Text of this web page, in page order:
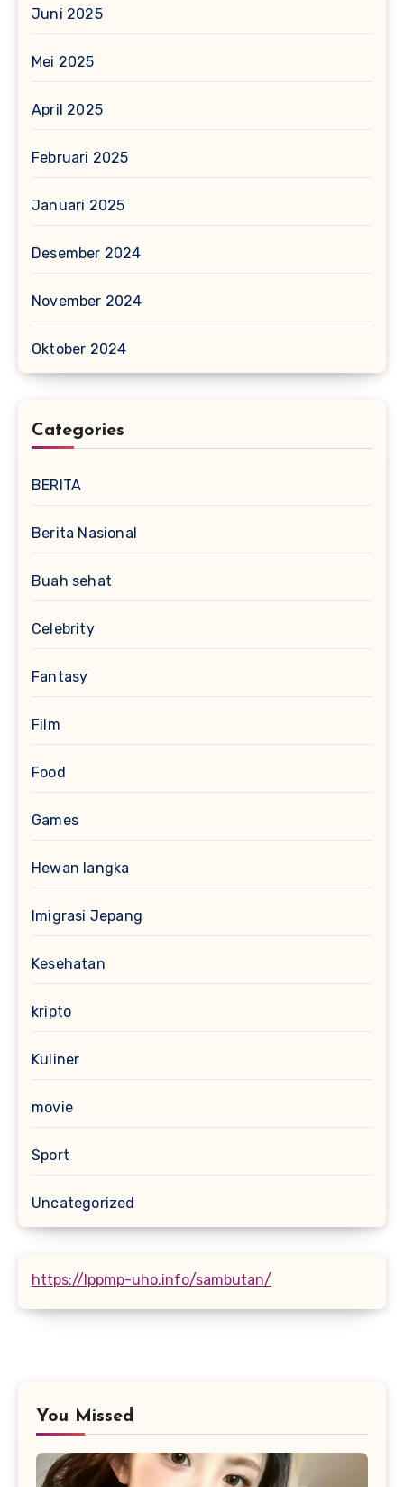
Juni 2025
Mei 2025
April 2025
Februari 2025
Januari 2025
Desember 2024
November 2024
Oktober 2024
Categories
BERITA
Berita Nasional
Buah sehat
Celebrity
Fantasy
Film
Food
Games
Hewan langka
Imigrasi Jepang
Kesehatan
kripto
Kuliner
movie
Sport
Uncategorized
https://lppmp-uho.info/sambutan/
You Missed